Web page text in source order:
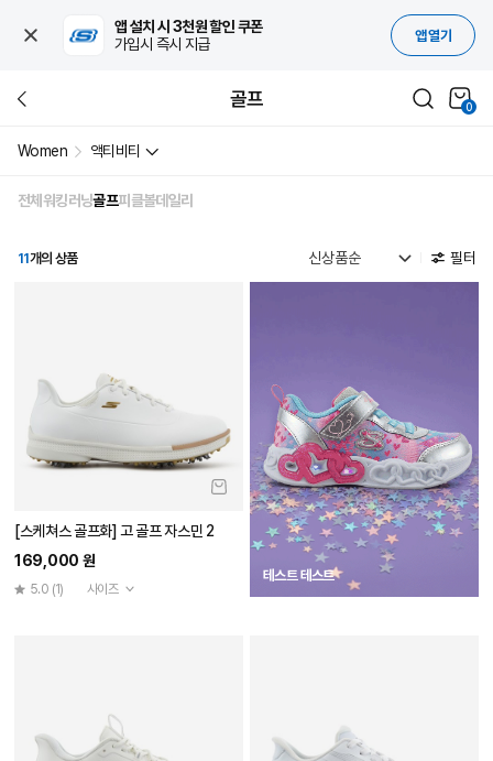
앱 설치 시 3천원 할인 쿠폰
가입시 즉시 지급
앱 열기
골프 0
Women 액티비티
전체 워킹러닝골프피클볼데일리
11개의 상품 필터
[스케쳐스 골프화] 고 골프 자스민 2
169,000 원
5.0 (1) 사이즈
테스트 테스트